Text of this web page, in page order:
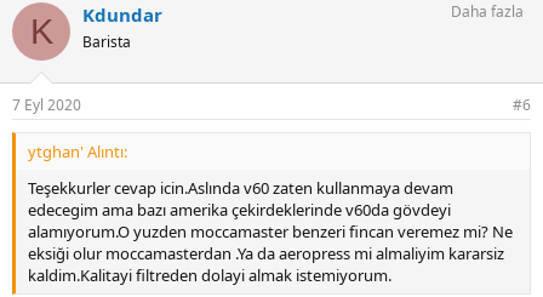
k
l
K Kdundar
Barista
Daha fazla
7 Eyl 2020 #6
ytghan' Alıntı:
Teşekkurler cevap icin.Aslında v60 zaten kullanmaya devam
edecegim ama bazı amerika çekirdeklerinde v60da gövdeyi
alamıyorum.O yuzden moccamaster benzeri fincan veremez mi? Ne
eksiği olur moccamasterdan .Ya da aeropress mi almaliyim kararsiz
kaldim.Kalitayi filtreden dolayi almak istemiyorum.